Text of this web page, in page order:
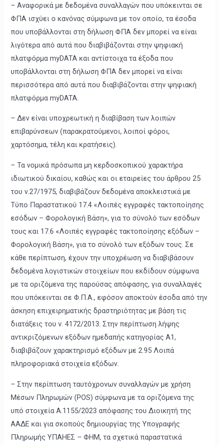
– Αναφορικά με δεδομένα συναλλαγών που υπόκεινται σε
ΦΠΑ ισχύει ο κανόνας σύμφωνα με τον οποίο, τα έσοδα
που υποβάλλονται στη δήλωση ΦΠΑ δεν μπορεί να είναι
λιγότερα από αυτά που διαβιβάζονται στην ψηφιακή
πλατφόρμα myDATA και αντίστοιχα τα έξοδα που
υποβάλλονται στη δήλωση ΦΠΑ δεν μπορεί να είναι
περισσότερα από αυτά που διαβιβάζονται στην ψηφιακή
πλατφόρμα myDATA.
– Δεν είναι υποχρεωτική η διαβίβαση των λοιπών
επιβαρύνσεων (παρακρατούμενοι, λοιποί φόροι,
χαρτόσημα, τέλη και κρατήσεις).
– Τα νομικά πρόσωπα μη κερδοσκοπικού χαρακτήρα
ιδιωτικού δικαίου, καθώς και οι εταιρείες του άρθρου 25
του ν.27/1975, διαβιβάζουν δεδομένα αποκλειστικά με
Τύπο Παραστατικού 17.4 «Λοιπές εγγραφές τακτοποίησης
εσόδων – Φορολογική Βάση», για το σύνολό των εσόδων
τους και 17.6 «Λοιπές εγγραφές τακτοποίησης εξόδων –
Φορολογική Βάση», για το σύνολό των εξόδων τους. Σε
κάθε περίπτωση, έχουν την υποχρέωση να διαβιβάσουν
δεδομένα λογιστικών στοιχείων που εκδίδουν σύμφωνα
με τα οριζόμενα της παρούσας απόφασης, για συναλλαγές
που υπόκεινται σε Φ.Π.Α., εφόσον αποκτούν έσοδα από την
άσκηση επιχειρηματικής δραστηριότητας με βάση τις
διατάξεις του ν. 4172/2013. Στην περίπτωση λήψης
αντικριζόμενων εξόδων ημεδαπής κατηγορίας Α1,
διαβιβάζουν χαρακτηρισμό εξόδων με 2.95 Λοιπά
πληροφοριακά στοιχεία εξόδων.
– Στην περίπτωση ταυτόχρονων συναλλαγών με χρήση
Μέσων Πληρωμών (POS) σύμφωνα με τα οριζόμενα της
υπό στοιχεία Α.1155/2023 απόφασης του Διοικητή της
ΑΑΔΕ και για σκοπούς δημιουργίας της Υπογραφής
Πληρωμής ΥΠΑΗΕΣ – ΦΗΜ, τα σχετικά παραστατικά